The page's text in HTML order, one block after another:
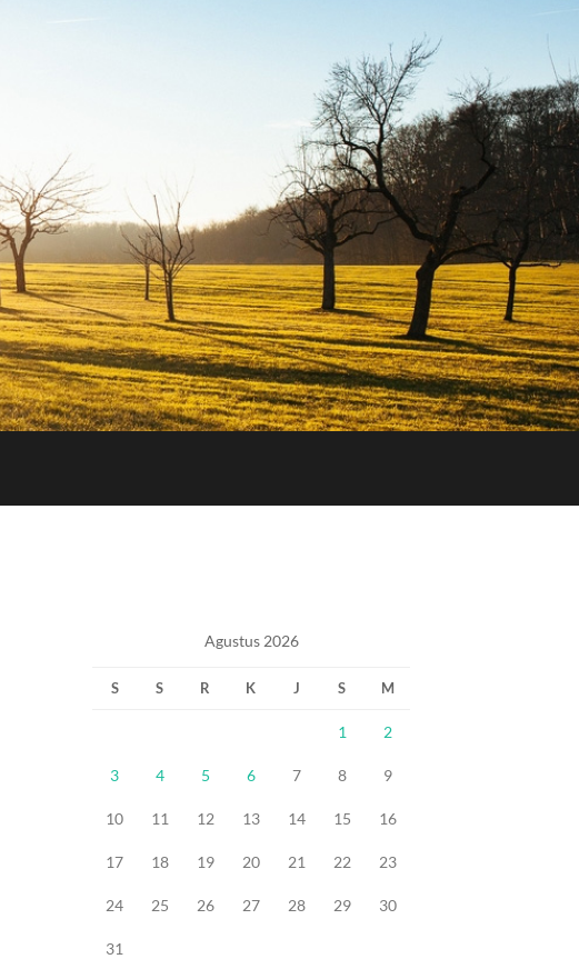
Agustus 2026
S S R K J S M
1 2
3 4 5 6 7 8 9
10 11 12 13 14 15 16
17 18 19 20 21 22 23
24 25 26 27 28 29 30
31